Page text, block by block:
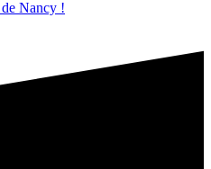
Nancy !